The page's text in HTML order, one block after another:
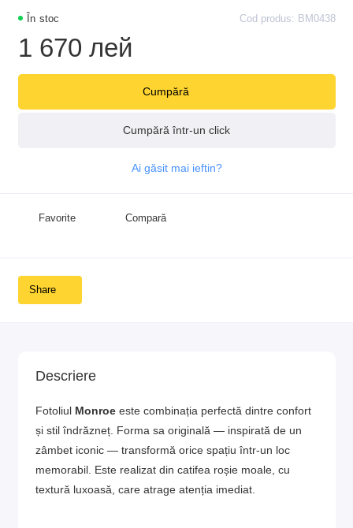
În stoc Cod produs: BM0438
1 670 лей
Cumpără
Cumpără într-un click
Ai găsit mai ieftin?
Favorite Compară
Share
Descriere
Fotoliul Monroe este combinația perfectă dintre confort
și stil îndrăzneț. Forma sa originală — inspirată de un
zâmbet iconic — transformă orice spațiu într-un loc
memorabil. Este realizat din catifea roșie moale, cu
textură luxoasă, care atrage atenția imediat.